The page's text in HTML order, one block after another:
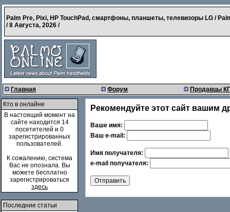
Palm Pre, Pixi, HP TouchPad, смартфоны, планшеты, телевизоры LG /
/8 Августа, 2026 /
Главная Форум Продавцы
Кто в онлайне
В настоящий момент на
сайте находится 14
посетителей и 0
зарегистрированных
пользователей.
К сожалению, система
Вас не опознала. Вы
можете бесплатно
зарегистрироваться
здесь
Последние статьи
Рекомендуйте этот сайт вашим
Ваше имя:
Ваш e-mail:
Имя получателя:
e-mail получателя: